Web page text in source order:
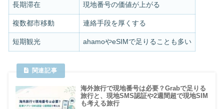
長期滞在 現地番号の価値が上がる
複数都市移動 連絡手段を厚くする
短期観光 ahamoやeSIMで足りることも多い
海外旅行で現地番号は必要？Grabで足りる
旅行と、現地SMS認証や2週間超で現地SIM
も考える旅行